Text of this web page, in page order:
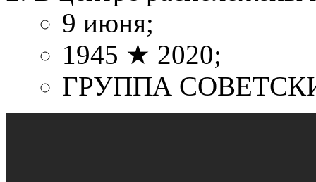
9 июня;
1945 ★ 2020;
ГРУППА